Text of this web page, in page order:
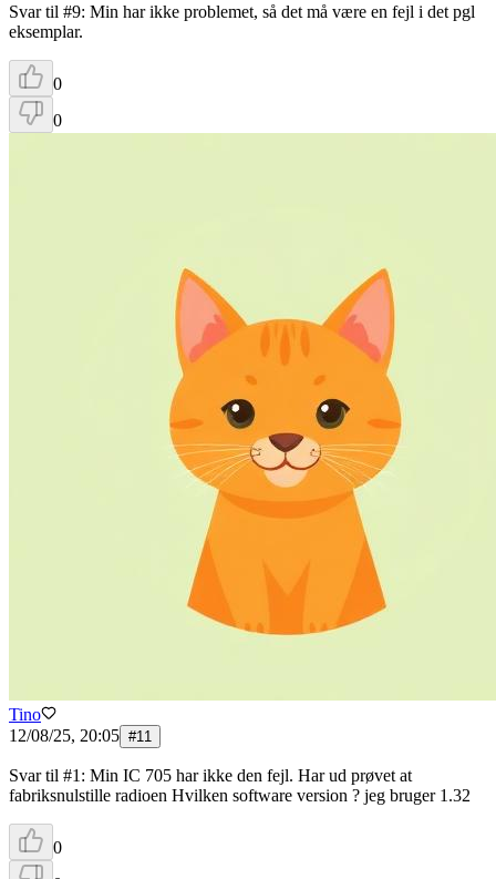
Svar til #9: Min har ikke problemet, så det må være en fejl i det pgl
eksemplar.
0
0
Tino
12/08/25, 20:05 #11
Svar til #1: Min IC 705 har ikke den fejl. Har ud prøvet at
fabriksnulstille radioen Hvilken software version ? jeg bruger 1.32
0